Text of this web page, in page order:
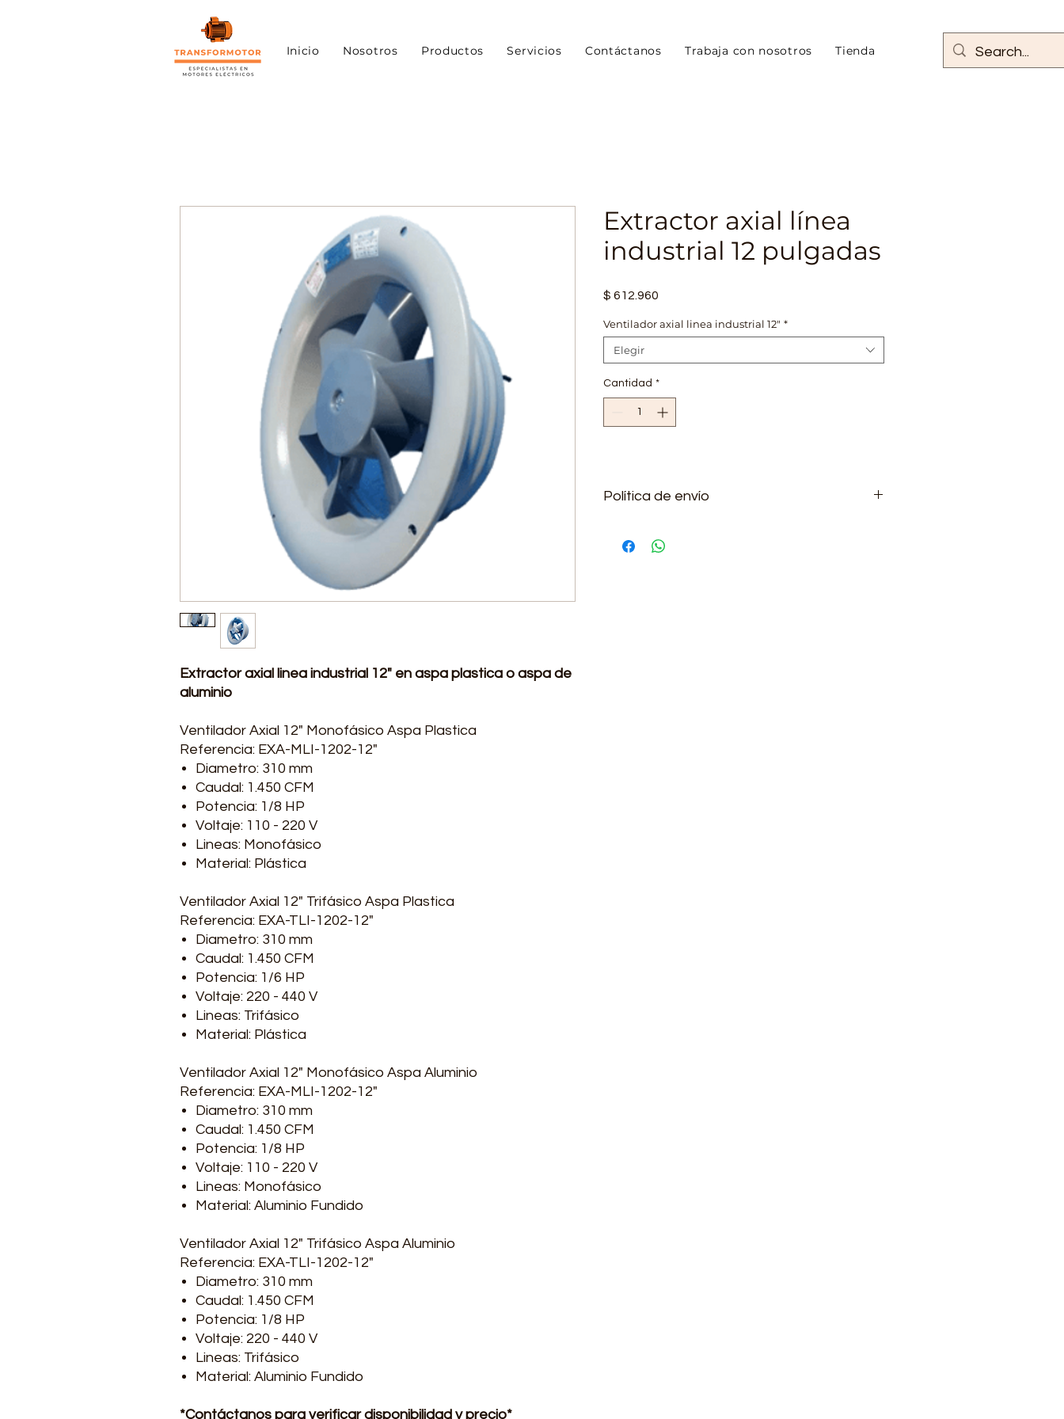
Inicio Nosotros Productos Servicios Contáctanos Trabaja con nosotros Tienda
Extractor axial linea industrial 12" en aspa plastica o aspa de
aluminio
Ventilador Axial 12" Monofásico Aspa Plastica
Referencia: EXA-MLI-1202-12"
Diametro: 310 mm
Caudal: 1.450 CFM
Potencia: 1/8 HP
Voltaje: 110 - 220 V
Lineas: Monofásico
Material: Plástica
Ventilador Axial 12" Trifásico Aspa Plastica
Referencia: EXA-TLI-1202-12"
Diametro: 310 mm
Caudal: 1.450 CFM
Potencia: 1/6 HP
Voltaje: 220 - 440 V
Lineas: Trifásico
Material: Plástica
Ventilador Axial 12" Monofásico Aspa Aluminio
Referencia: EXA-MLI-1202-12"
Diametro: 310 mm
Caudal: 1.450 CFM
Potencia: 1/8 HP
Voltaje: 110 - 220 V
Lineas: Monofásico
Material: Aluminio Fundido
Ventilador Axial 12" Trifásico Aspa Aluminio
Referencia: EXA-TLI-1202-12"
Diametro: 310 mm
Caudal: 1.450 CFM
Potencia: 1/8 HP
Voltaje: 220 - 440 V
Lineas: Trifásico
Material: Aluminio Fundido
*Contáctanos para verificar disponibilidad y precio*
Extractor axial línea
industrial 12 pulgadas
$ 612.960
Ventilador axial linea industrial 12" *
Elegir
Cantidad *
Política de envío
adicional